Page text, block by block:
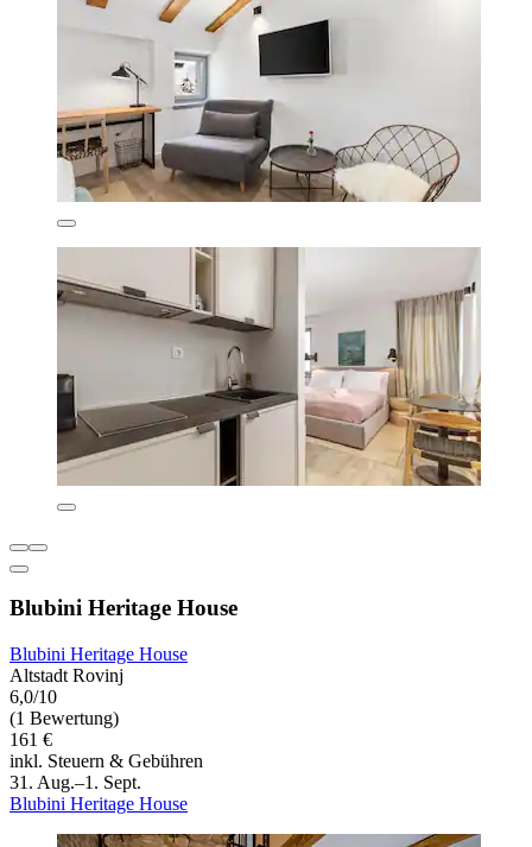
Blubini Heritage House
Blubini Heritage House
Altstadt Rovinj
6,0/10
(1 Bewertung)
161 €
inkl. Steuern & Gebühren
31. Aug.–1. Sept.
Blubini Heritage House